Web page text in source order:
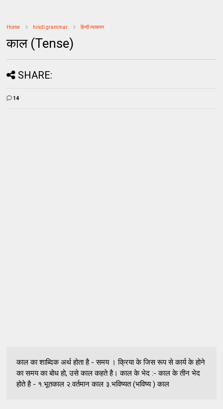
Home hindi grammar हिन्दी व्याकरण
काल (Tense)
SHARE:
14
काल का शाब्दिक अर्थ होता है - समय । क्रिया के जिस रूप से कार्य के होने
का समय का बोध हो, उसे काल कहते है। काल के भेद :- काल के तीन भेद
होते है - १.भूतकाल २.वर्तमान काल ३.भविष्यत (भविष्य ) काल